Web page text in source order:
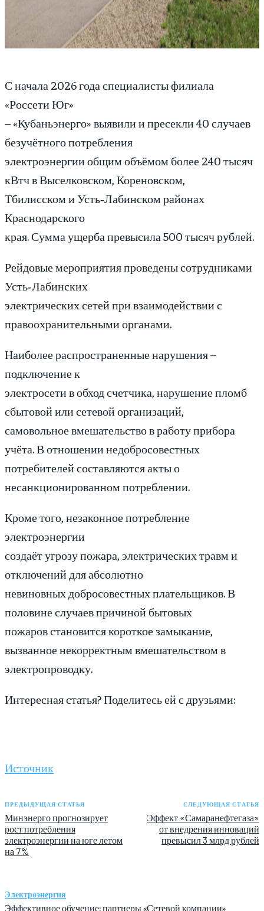
С начала 2026 года специалисты филиала
«Россети Юг»
– «Кубаньэнерго» выявили и пресекли 40 случаев
безучётного потребления
электроэнергии общим объёмом более 240 тысяч
кВтч в Выселковском, Кореновском,
Тбилисском и Усть‑Лабинском районах
Краснодарского
края. Сумма ущерба превысила 500 тысяч рублей.
Рейдовые мероприятия проведены сотрудниками
Усть‑Лабинских
электрических сетей при взаимодействии с
правоохранительными органами.
Наиболее распространенные нарушения –
подключение к
электросети в обход счетчика, нарушение пломб
сбытовой или сетевой организаций,
самовольное вмешательство в работу прибора
учёта. В отношении недобросовестных
потребителей составляются акты о
несанкционированном потреблении.
Кроме того, незаконное потребление
электроэнергии
создаёт угрозу пожара, электрических травм и
отключений для абсолютно
невиновных добросовестных плательщиков. В
половине случаев причиной бытовых
пожаров становится короткое замыкание,
вызванное некорректным вмешательством в
электропроводку.
Интересная статья? Поделитесь ей с друзьями:
Источник
ПРЕДЫДУЩАЯ СТАТЬЯ
Минэнерго прогнозирует
рост потребления
электроэнергии на юге летом
на 7%
СЛЕДУЮЩАЯ СТАТЬЯ
Эффект «Самаранефтегаза»
от внедрения инноваций
превысил 3 млрд рублей
Электроэнергия
Эффективное обучение: партнеры «Сетевой компании»